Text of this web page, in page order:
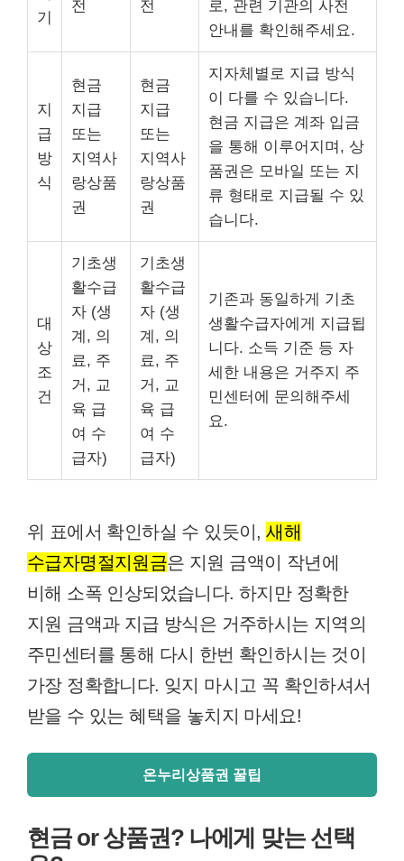
기
전 전
로, 관련 기관의 사전
안내를 확인해주세요.
지
급
방
식
현금
지급
또는
지역사
랑상품
권
현금
지급
또는
지역사
랑상품
권
지자체별로 지급 방식
이 다를 수 있습니다.
현금 지급은 계좌 입금
을 통해 이루어지며, 상
품권은 모바일 또는 지
류 형태로 지급될 수 있
습니다.
대
상
조
건
기초생
활수급
자 (생
계, 의
료, 주
거, 교
육 급
여 수
급자)
기초생
활수급
자 (생
계, 의
료, 주
거, 교
육 급
여 수
급자)
기존과 동일하게 기초
생활수급자에게 지급됩
니다. 소득 기준 등 자
세한 내용은 거주지 주
민센터에 문의해주세
요.
위 표에서 확인하실 수 있듯이,새해
수급자명절지원금은 지원 금액이 작년에
비해 소폭 인상되었습니다. 하지만 정확한
지원 금액과 지급 방식은 거주하시는 지역의
주민센터를 통해 다시 한번 확인하시는 것이
가장 정확합니다. 잊지 마시고 꼭 확인하셔서
받을 수 있는 혜택을 놓치지 마세요!
온누리상품권 꿀팁
현금 or 상품권? 나에게 맞는 선택